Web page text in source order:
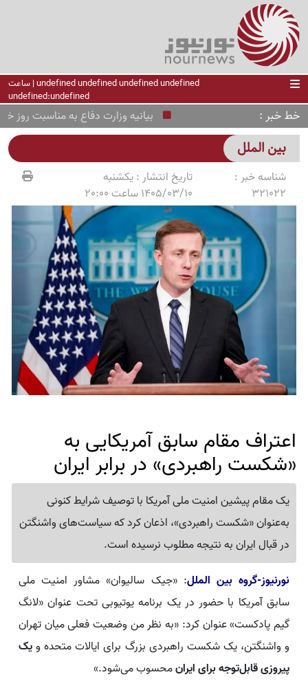
undefined undefined undefined undefined | ساعت
undefined:undefined
خط خبر بیانیه وزارت دفاع به مناسبت روز
بین الملل
شناسه خبر :
321022
تاریخ انتشار :یکشنبه
1405/03/10 ساعت 20:00
اعتراف مقام سابق آمریکایی به
«شکست راهبردی» در برابر ایران
یک مقام پیشین امنیت ملی آمریکا با توصیف شرایط کنونی
به‌عنوان «شکست راهبردی»، اذعان کرد که سیاست‌های واشنگتن
در قبال ایران به نتیجه مطلوب نرسیده است.
نورنیوز-گروه بین الملل: «جیک سالیوان» مشاور امنیت ملی
سابق آمریکا با حضور در یک برنامه یوتیوبی تحت عنوان «لانگ
گیم پادکست» عنوان کرد: «به نظر من وضعیت فعلی میان تهران
و واشنگتن، یک شکست راهبردی بزرگ برای ایالات متحده ویک
پیروزی قابل‌توجه برای ایرانمحسوب می‌شود.»